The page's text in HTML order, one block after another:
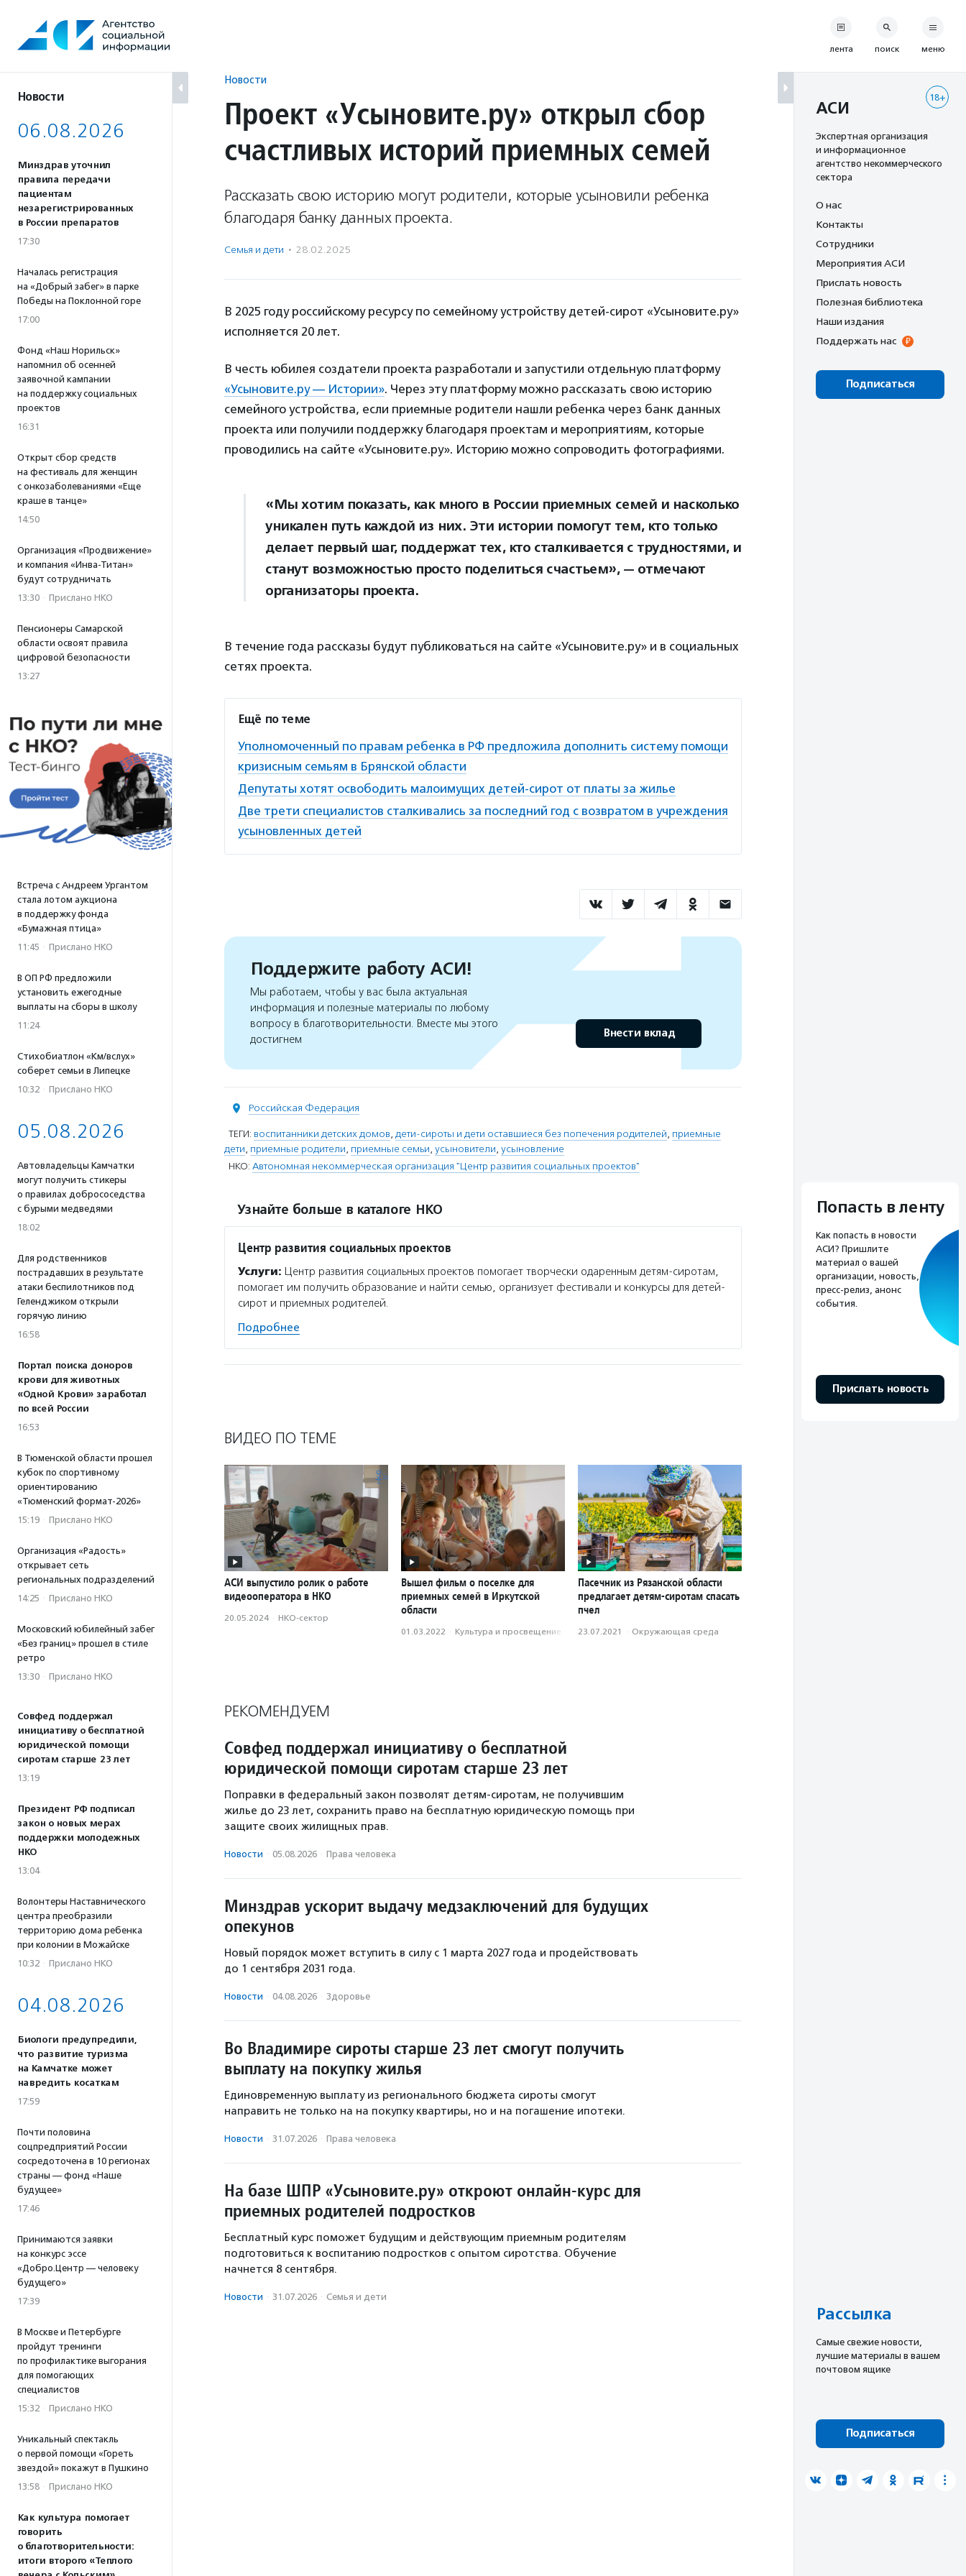
содержанию
Новости
06.08.2026
Минздрав уточнил
правила передачи
пациентам
незарегистрированных
в России препаратов
17:30
Началась регистрация
на «Добрый забег» в парке
Победы на Поклонной горе
17:00
Фонд «Наш Норильск»
напомнил об осенней
заявочной кампании
на поддержку социальных
проектов
16:31
Открыт сбор средств
на фестиваль для женщин
с онкозаболеваниями «Еще
краше в танце»
14:50
Организация «Продвижение»
и компания «Инва-Титан»
будут сотрудничать
13:30 · Прислано НКО
Пенсионеры Самарской
области освоят правила
цифровой безопасности
13:27
Встреча с Андреем Ургантом
стала лотом аукциона
в поддержку фонда
«Бумажная птица»
11:45 · Прислано НКО
В ОП РФ предложили
установить ежегодные
выплаты на сборы в школу
11:24
Стихобиатлон «Км/вслух»
соберет семьи в Липецке
10:32 · Прислано НКО
05.08.2026
Автовладельцы Камчатки
могут получить стикеры
о правилах добрососедства
с бурыми медведями
18:02
Для родственников
пострадавших в результате
атаки беспилотников под
Геленджиком открыли
горячую линию
16:58
Портал поиска доноров
крови для животных
«Одной Крови» заработал
по всей России
16:53
В Тюменской области прошел
кубок по спортивному
ориентированию
«Тюменский формат-2026»
15:19 · Прислано НКО
Организация «Радость»
открывает сеть
региональных подразделений
14:25 · Прислано НКО
Московский юбилейный забег
«Без границ» прошел в стиле
ретро
13:30 · Прислано НКО
Совфед поддержал
инициативу о бесплатной
юридической помощи
сиротам старше 23 лет
13:19
Президент РФ подписал
закон о новых мерах
поддержки молодежных
НКО
13:04
Волонтеры Наставнического
центра преобразили
территорию дома ребенка
при колонии в Можайске
10:32 · Прислано НКО
04.08.2026
Биологи предупредили,
что развитие туризма
на Камчатке может
навредить косаткам
17:59
Почти половина
соцпредприятий России
сосредоточена в 10 регионах
страны — фонд «Наше
будущее»
17:46
Принимаются заявки
на конкурс эссе
«Добро.Центр — человеку
будущего»
17:39
В Москве и Петербурге
пройдут тренинги
по профилактике выгорания
для помогающих
специалистов
15:32 · Прислано НКО
Уникальный спектакль
о первой помощи «Гореть
звездой» покажут в Пушкино
13:58 · Прислано НКО
Как культура помогает
говорить
о благотворительности:
итоги второго «Теплого
Новости
Проект «Усыновите.ру» открыл сбор
счастливых историй приемных семей
Рассказать свою историю могут родители, которые усыновили ребенка
благодаря банку данных проекта.
Семья и дети · 28.02.2025
В 2025 году российскому ресурсу по семейному устройству детей-сирот «Усыновите.ру»
исполняется 20 лет.
В честь юбилея создатели проекта разработали и запустили отдельную платформу
«Усыновите.ру — Истории». Через эту платформу можно рассказать свою историю
семейного устройства, если приемные родители нашли ребенка через банк данных
проекта или получили поддержку благодаря проектам и мероприятиям, которые
проводились на сайте «Усыновите.ру». Историю можно сопроводить фотографиями.
«Мы хотим показать, как много в России приемных семей и насколько
уникален путь каждой из них. Эти истории помогут тем, кто только
делает первый шаг, поддержат тех, кто сталкивается с трудностями, и
станут возможностью просто поделиться счастьем», — отмечают
организаторы проекта.
В течение года рассказы будут публиковаться на сайте «Усыновите.ру» и в социальных
сетях проекта.
Ещё по теме
Уполномоченный по правам ребенка в РФ предложила дополнить систему помощи
кризисным семьям в Брянской области
Депутаты хотят освободить малоимущих детей-сирот от платы за жилье
Две трети специалистов сталкивались за последний год с возвратом в учреждения
усыновленных детей
Поддержите работу АСИ!
Мы работаем, чтобы у вас была актуальная
информация и полезные материалы по любому
вопросу в благотворительности. Вместе мы этого
достигнем
Внести вклад
Российская Федерация
ТЕГИ: воспитанники детских домов, дети-сироты и дети оставшиеся без попечения родителей, приемные
дети, приемные родители, приемные семьи, усыновители, усыновление
НКО: Автономная некоммерческая организация "Центр развития социальных проектов"
Узнайте больше в каталоге НКО
Центр развития социальных проектов
Услуги: Центр развития социальных проектов помогает творчески одаренным детям-сиротам,
помогает им получить образование и найти семью, организует фестивали и конкурсы для детей-
сирот и приемных родителей.
Подробнее
ВИДЕО ПО ТЕМЕ
АСИ выпустило ролик о работе
видеооператора в НКО
20.05.2024 · НКО-сектор
Вышел фильм о поселке для
приемных семей в Иркутской
области
01.03.2022 · Культура и просвещение
Пасечник из Рязанской области
предлагает детям-сиротам спасать
пчел
23.07.2021 · Окружающая среда
РЕКОМЕНДУЕМ
Совфед поддержал инициативу о бесплатной
юридической помощи сиротам старше 23 лет
Поправки в федеральный закон позволят детям-сиротам, не получившим
жилье до 23 лет, сохранить право на бесплатную юридическую помощь при
защите своих жилищных прав.
Новости · 05.08.2026 · Права человека
Минздрав ускорит выдачу медзаключений для будущих
опекунов
Новый порядок может вступить в силу с 1 марта 2027 года и продействовать
до 1 сентября 2031 года.
Новости · 04.08.2026 · Здоровье
Во Владимире сироты старше 23 лет смогут получить
выплату на покупку жилья
Единовременную выплату из регионального бюджета сироты смогут
направить не только на на покупку квартиры, но и на погашение ипотеки.
Новости · 31.07.2026 · Права человека
На базе ШПР «Усыновите.ру» откроют онлайн-курс для
приемных родителей подростков
Бесплатный курс поможет будущим и действующим приемным родителям
подготовиться к воспитанию подростков с опытом сиротства. Обучение
начнется 8 сентября.
Новости · 31.07.2026 · Семья и дети
лента поиск меню
18+
АСИ
Экспертная организация
и информационное
агентство некоммерческого
сектора
О нас
Контакты
Сотрудники
Мероприятия АСИ
Прислать новость
Полезная библиотека
Наши издания
Поддержать нас
Подписаться
Попасть в ленту
Как попасть в новости
АСИ? Пришлите
материал о вашей
организации, новость,
пресс-релиз, анонс
события.
Прислать новость
Рассылка
Cамые свежие новости,
лучшие материалы в вашем
почтовом ящике
Подписаться